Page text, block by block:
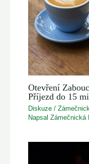
Otevření
Příjezd do 15
Diskuze /
NapsalZámečnická